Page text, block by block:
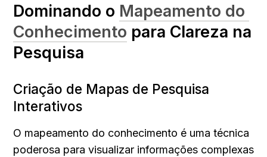
Dominando o Mapeamento do
Conhecimento para Clareza na
Pesquisa
Criação de Mapas de Pesquisa
Interativos
O mapeamento do conhecimento é uma técnica
poderosa para visualizar informações complexas